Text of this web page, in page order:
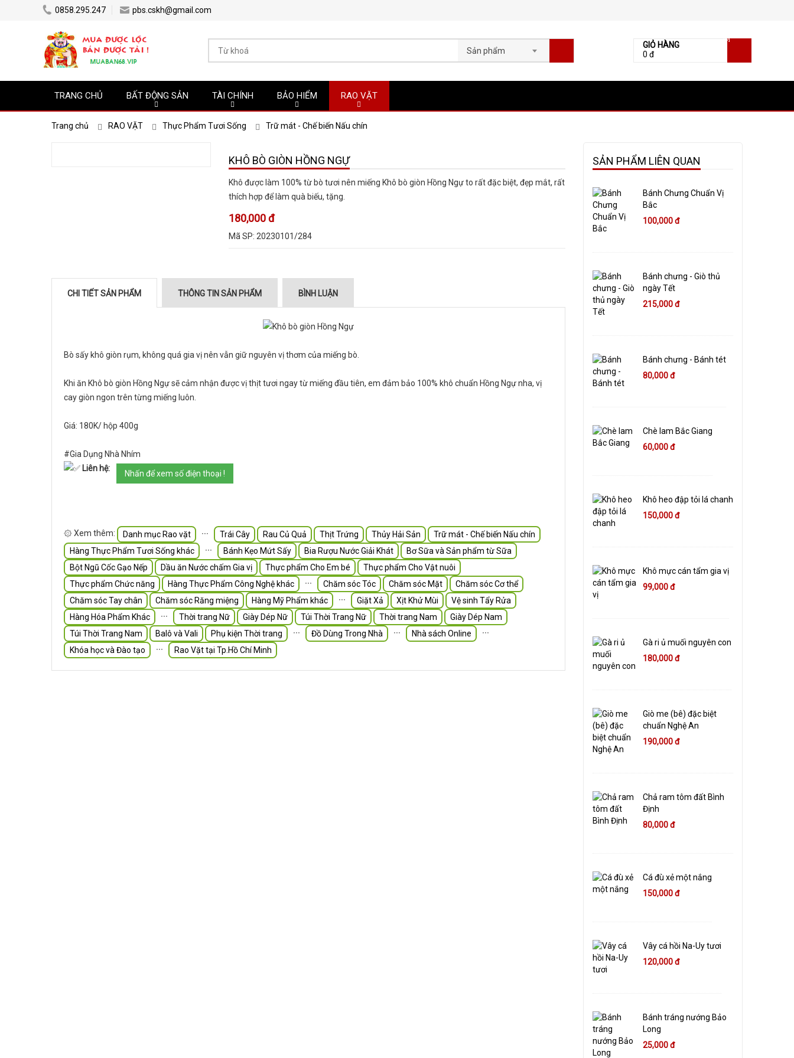
0858.295.247 pbs.cskh@gmail.com
Sản phẩm
GIỎ HÀNG
0 đ
[0]
TRANG CHỦ BẤT ĐỘNG SẢN TÀI CHÍNH BẢO HIỂM RAO VẶT
Trang chủ RAO VẶT Thực Phẩm Tươi Sống Trữ mát - Chế biến Nấu chín
KHÔ BÒ GIÒN HỒNG NGỰ
Khô được làm 100% từ bò tươi nên miếng Khô bò giòn Hồng Ngự to rất đặc biệt, đẹp mắt, rất
thích hợp để làm quà biếu, tặng.
180,000 đ
Mã SP: 20230101/284
CHI TIẾT SẢN PHẨM THÔNG TIN SẢN PHẨM BÌNH LUẬN
Bò sấy khô giòn rụm, không quá gia vị nên vẫn giữ nguyên vị thơm của miếng bò.
Khi ăn Khô bò giòn Hồng Ngự sẽ cảm nhận được vị thịt tươi ngay từ miếng đầu tiên, em đảm bảo 100% khô chuẩn Hồng Ngự nha, vị
cay giòn ngon trên từng miếng luôn.
Giá: 180K/ hộp 400g
#Gia Dụng Nhà Nhím
Liên hệ:
Nhấn để xem số điện thoại !
۞ Xem thêm: Danh mục Rao vặt ∙∙∙ Trái Cây Rau Củ Quả Thịt Trứng Thủy Hải Sản
Trữ mát - Chế biến Nấu chín
Hàng Thực Phẩm Tươi Sống khác
∙∙∙ Bánh Kẹo Mứt Sấy Bia Rượu Nước Giải Khát
Bơ Sữa và Sản phẩm từ Sữa
Bột Ngũ Cốc Gạo Nếp
Dầu ăn Nước chấm Gia vị Thực phẩm Cho Em bé
Thực phẩm Cho Vật nuôi
Thực phẩm Chức năng
Hàng Thực Phẩm Công Nghệ khác ∙∙∙ Chăm sóc Tóc Chăm sóc Mặt
Chăm sóc Cơ thể
Chăm sóc Tay chân
Chăm sóc Răng miệng Hàng Mỹ Phẩm khác ∙∙∙ Giặt Xả Xịt Khử Mùi
Vệ sinh Tẩy Rửa
Hàng Hóa Phẩm Khác
∙∙∙ Thời trang Nữ Giày Dép Nữ Túi Thời Trang Nữ Thời trang Nam
Giày Dép Nam
Túi Thời Trang Nam
Balô và Vali Phụ kiện Thời trang ∙∙∙ Đồ Dùng Trong Nhà ∙∙∙ Nhà sách Online
∙∙∙
Khóa học và Đào tạo
∙∙∙ Rao Vặt tại Tp.Hồ Chí Minh
SẢN PHẨM LIÊN QUAN
Bánh Chưng Chuẩn Vị
Bắc
100,000 đ
Bánh chưng - Giò thủ
ngày Tết
215,000 đ
Bánh chưng - Bánh tét
80,000 đ
Chè lam Bắc Giang
60,000 đ
Khô heo đập tỏi lá chanh
150,000 đ
Khô mực cán tẩm gia vị
99,000 đ
Gà ri ủ muối nguyên con
180,000 đ
Giò me (bê) đặc biệt
chuẩn Nghệ An
190,000 đ
Chả ram tôm đất Bình
Định
80,000 đ
Cá đù xẻ một nắng
150,000 đ
Vây cá hồi Na-Uy tươi
120,000 đ
Bánh tráng nướng Bảo
Long
25,000 đ